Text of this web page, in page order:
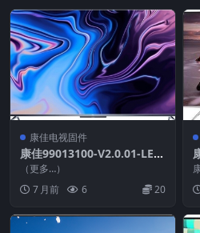
康佳电视固件
康佳99013100-V2.0.01-LED
42R1800A-72000456YT_U
盘刷机固件
（更多…）
7 月前
6 20